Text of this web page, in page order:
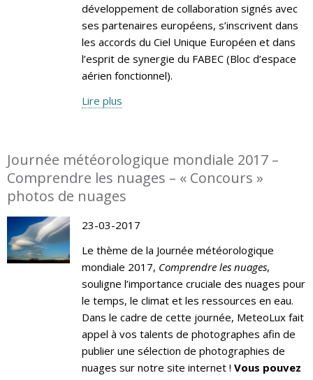
développement de collaboration signés avec
ses partenaires européens, s’inscrivent dans
les accords du Ciel Unique Européen et dans
l’esprit de synergie du FABEC (Bloc d’espace
aérien fonctionnel).
Lire plus
Journée météorologique mondiale 2017 –
Comprendre les nuages – « Concours »
photos de nuages
23-03-2017
Le thème de la Journée météorologique
mondiale 2017, Comprendre les nuages,
souligne l’importance cruciale des nuages pour
le temps, le climat et les ressources en eau.
Dans le cadre de cette journée, MeteoLux fait
appel à vos talents de photographes afin de
publier une sélection de photographies de
nuages sur notre site internet ! Vous pouvez